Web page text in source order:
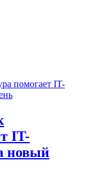
IT-
новый